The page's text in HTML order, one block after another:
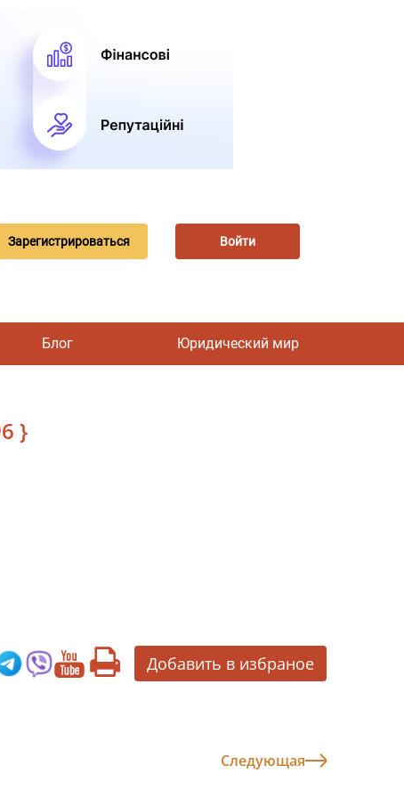
Зарегистрироваться Войти
Блог Юридический мир
}
Добавить в избраное
Следующая